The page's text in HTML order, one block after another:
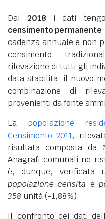
Dal 2018 i dati
censimento permanente
cadenza annuale e non
censimento
rilevazione di tutti gli
data stabilita, il nuovo
combinazione di
provenienti da fonte
La popolazione
Censimento 2011,
risultata composta da
Anagrafi comunali ne
è, dunque, verificata
popolazione censita e
358 unità (-1,88%).
Il confronto dei dati